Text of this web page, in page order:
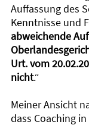
Auffassung des
Kenntnisse und
abweichende
Urt. vom
nicht.“
Meiner Ansicht
dass Coaching